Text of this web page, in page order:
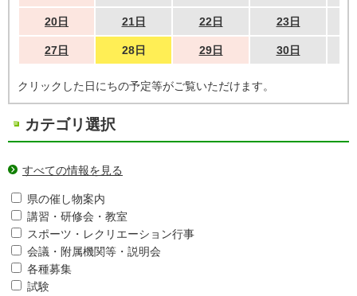
20日 21日 22日 23日
27日 28日 29日 30日
クリックした日にちの予定等がご覧いただけます。
カテゴリ選択
すべての情報を見る
県の催し物案内
講習・研修会・教室
スポーツ・レクリエーション行事
会議・附属機関等・説明会
各種募集
試験